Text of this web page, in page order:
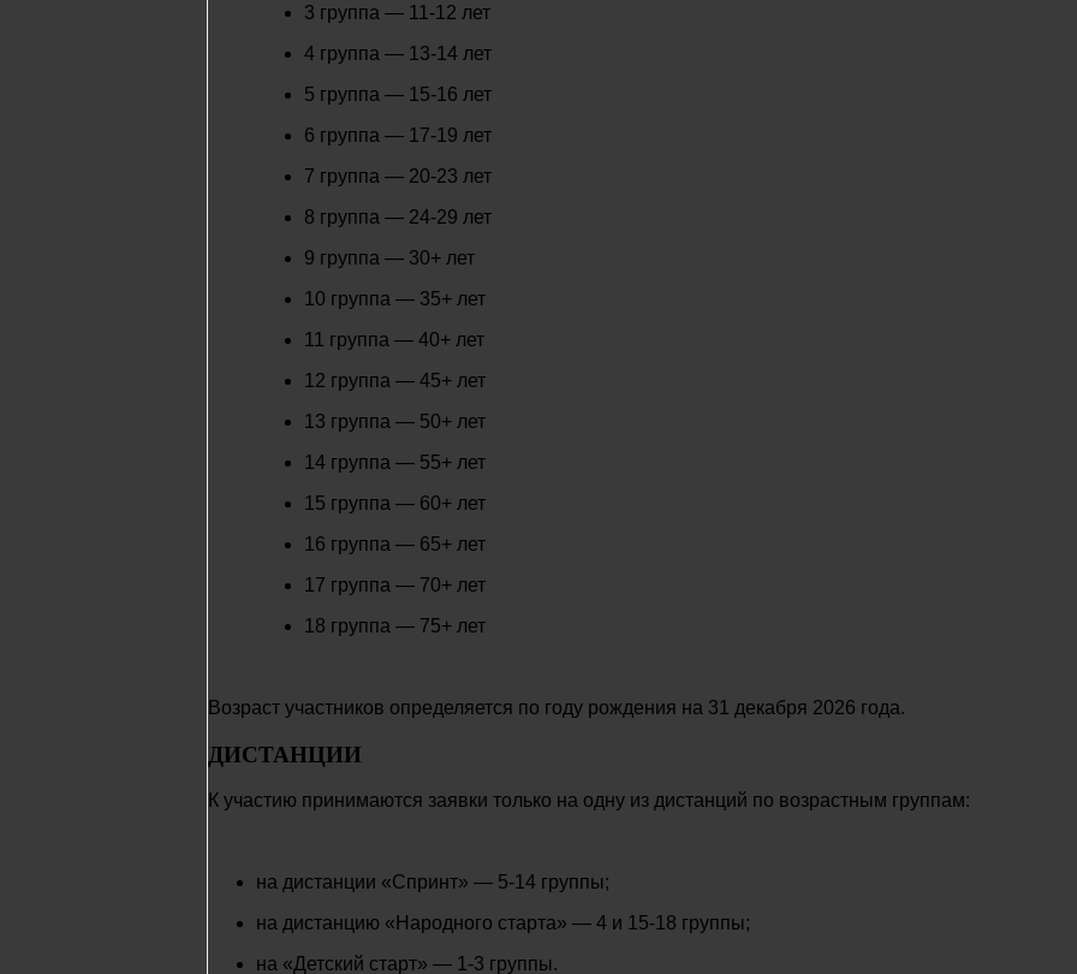
3 группа — 11-12 лет
4 группа — 13-14 лет
5 группа — 15-16 лет
6 группа — 17-19 лет
7 группа — 20-23 лет
8 группа — 24-29 лет
9 группа — 30+ лет
10 группа — 35+ лет
11 группа — 40+ лет
12 группа — 45+ лет
13 группа — 50+ лет
14 группа — 55+ лет
15 группа — 60+ лет
16 группа — 65+ лет
17 группа — 70+ лет
18 группа — 75+ лет
Возраст участников определяется по году рождения на 31 декабря 2026 года.
ДИСТАНЦИИ
К участию принимаются заявки только на одну из дистанций по возрастным группам:
на дистанции «Спринт» — 5-14 группы;
на дистанцию «Народного старта» — 4 и 15-18 группы;
на «Детский старт» — 1-3 группы.